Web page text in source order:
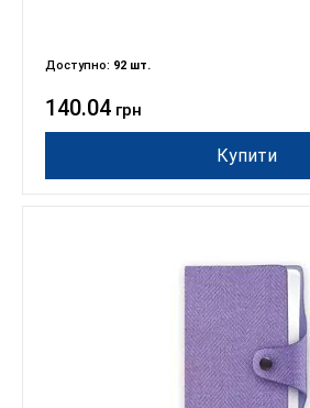
140.04 грн
Доступно: 92 шт.
Купити